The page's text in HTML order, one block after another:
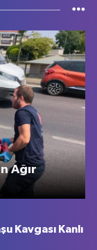
Ağır
Kavgası Kanlı